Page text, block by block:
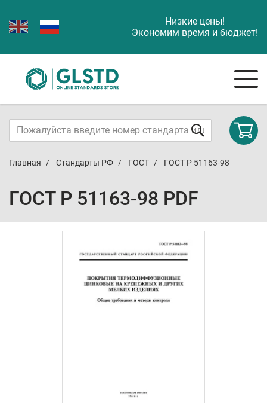
Низкие цены!
Экономим время и бюджет!
Главная Стандарты РФ ГОСТ ГОСТ Р 51163-98
ГОСТ Р 51163-98 PDF